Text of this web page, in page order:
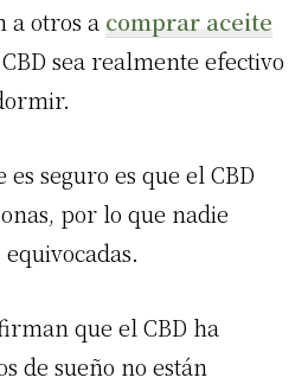
a otros a comprar aceite
sea realmente efectivo
seguro es que el CBD
por lo que nadie
que el CBD ha
de sueño no están